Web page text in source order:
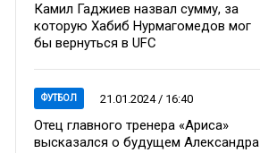
Камил Гаджиев назвал сумму, за
которую Хабиб Нурмагомедов мог
бы вернуться в UFC
ФУТБОЛ 21.01.2024 / 16:40
Отец главного тренера «Ариса»
высказался о будущем Александра